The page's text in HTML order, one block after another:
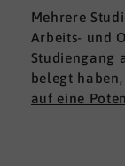
Mehrere
Arbeits- und
Studiengang
belegt
auf eine